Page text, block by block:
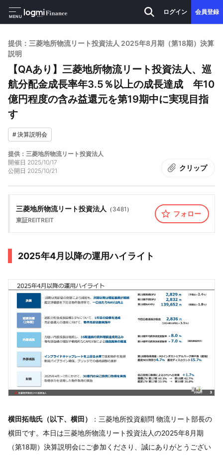
MENU
ログイン 会員登録
提供：三菱地所物流リート投資法人 2025年8月期（第18期）決算
説明
【QAあり】三菱地所物流リート投資法人、巡
航分配金成長率年3.5％以上の成長達成 年10
億円程度の含み益還元を第19期中に実現目指
す
#決算説明会
提供：三菱地所物流リート投資法人
開催日 2025/10/17
公開日 2025/10/21 クリップ
三菱地所物流リート投資法人 （ 3481 ）
東証REITREIT
フォロー
2025年4月以降の運用ハイライト
横田拓哉氏（以下、横田）
：三菱地所投資顧問 物流リート部長の
横田です。本日は三菱地所物流リート投資法人の2025年8月期
（第18期）決算説明会にご参加くださり、誠にありがとうござい